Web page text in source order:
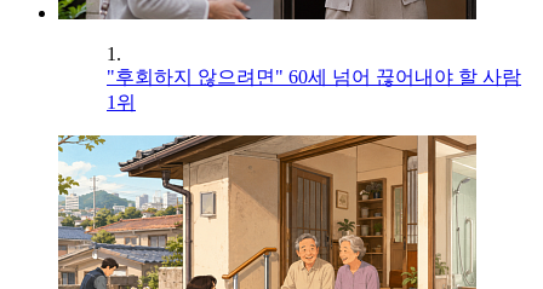
1.
"후회하지 않으려면" 60세 넘어 끊어내야 할 사람
1위